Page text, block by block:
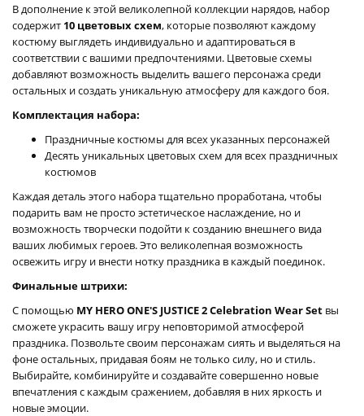
В дополнение к этой великолепной коллекции нарядов, набор
содержит 10 цветовых схем, которые позволяют каждому
костюму выглядеть индивидуально и адаптироваться в
соответствии с вашими предпочтениями. Цветовые схемы
добавляют возможность выделить вашего персонажа среди
остальных и создать уникальную атмосферу для каждого боя.
Комплектация набора:
Праздничные костюмы для всех указанных персонажей
Десять уникальных цветовых схем для всех праздничных
костюмов
Каждая деталь этого набора тщательно проработана, чтобы
подарить вам не просто эстетическое наслаждение, но и
возможность творчески подойти к созданию внешнего вида
ваших любимых героев. Это великолепная возможность
освежить игру и внести нотку праздника в каждый поединок.
Финальные штрихи:
С помощью MY HERO ONE'S JUSTICE 2 Celebration Wear Set вы
сможете украсить вашу игру неповторимой атмосферой
праздника. Позвольте своим персонажам сиять и выделяться на
фоне остальных, придавая боям не только силу, но и стиль.
Выбирайте, комбинируйте и создавайте совершенно новые
впечатления с каждым сражением, добавляя в них яркость и
новые эмоции.